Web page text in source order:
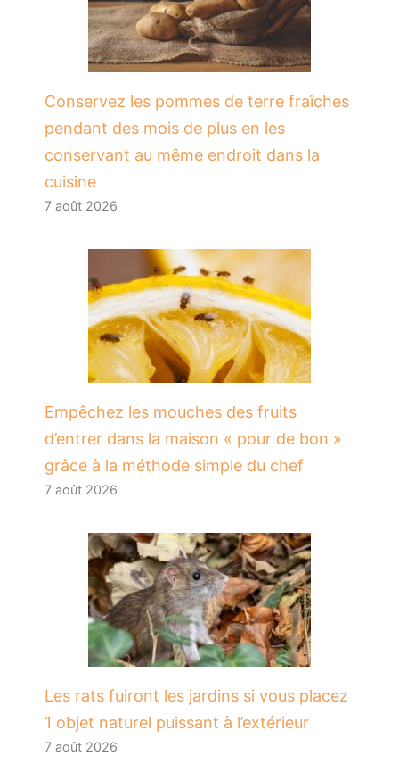
Conservez les pommes de terre fraîches
pendant des mois de plus en les
conservant au même endroit dans la
cuisine
7 août 2026
​Empêchez les mouches des fruits
d’entrer dans la maison « pour de bon »
grâce à la méthode simple du chef
7 août 2026
Les rats fuiront les jardins si vous placez
1 objet naturel puissant à l’extérieur
7 août 2026